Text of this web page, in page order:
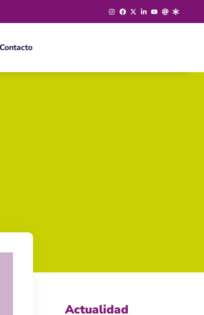
Contacto
Actualidad